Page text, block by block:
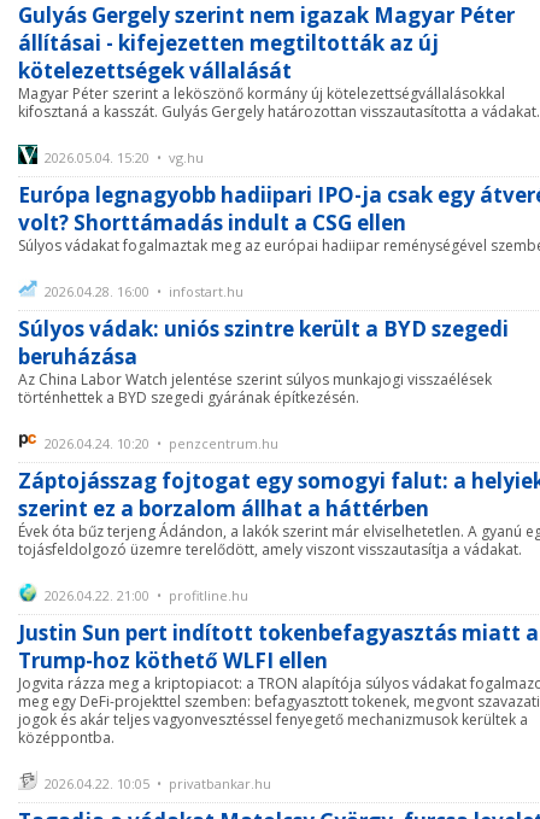
Gulyás Gergely szerint nem igazak Magyar Péter
állításai - kifejezetten megtiltották az új
kötelezettségek vállalását
Magyar Péter szerint a leköszönő kormány új kötelezettségvállalásokkal
kifosztaná a kasszát. Gulyás Gergely határozottan visszautasította a vádakat.
2026.05.04. 15:20 • vg.hu
Európa legnagyobb hadiipari IPO-ja csak egy
volt? Shorttámadás indult a CSG ellen
Súlyos vádakat fogalmaztak meg az európai hadiipar reménységével
2026.04.28. 16:00 • infostart.hu
Súlyos vádak: uniós szintre került a BYD szegedi
beruházása
Az China Labor Watch jelentése szerint súlyos munkajogi visszaélések
történhettek a BYD szegedi gyárának építkezésén.
2026.04.24. 10:20 • penzcentrum.hu
Záptojásszag fojtogat egy somogyi falut: a
szerint ez a borzalom állhat a háttérben
Évek óta bűz terjeng Ádándon, a lakók szerint már elviselhetetlen. A gyanú
tojásfeldolgozó üzemre terelődött, amely viszont visszautasítja a vádakat.
2026.04.22. 21:00 • profitline.hu
Justin Sun pert indított tokenbefagyasztás miatt a
Trump-hoz köthető WLFI ellen
Jogvita rázza meg a kriptopiacot: a TRON alapítója súlyos vádakat
meg egy DeFi-projekttel szemben: befagyasztott tokenek, megvont szavazati
jogok és akár teljes vagyonvesztéssel fenyegető mechanizmusok kerültek a
középpontba.
2026.04.22. 10:05 • privatbankar.hu